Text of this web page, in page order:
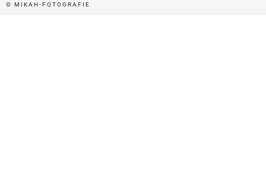
© MIKAH-FOTOGRAFIE